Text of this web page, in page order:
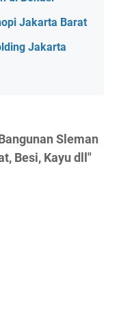
Jakarta Barat
Jakarta
Sleman
Besi, Kayu dll"